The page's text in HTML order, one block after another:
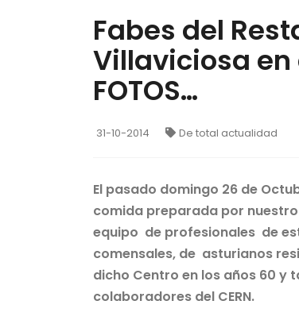
Fabes del
Villaviciosa en
FOTOS…
31-10-2014 De total actualidad
El pasado domingo 26 de
comida preparada por
equipo de profesionales de
comensales, de asturianos
dicho Centro en los años 60 y
colaboradores del CERN.